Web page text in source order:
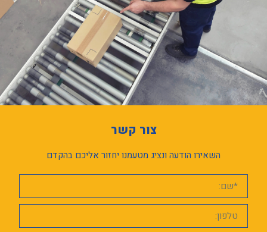
צור קשר
השאירו הודעה ונציג מטעמנו יחזור אליכם בהקדם